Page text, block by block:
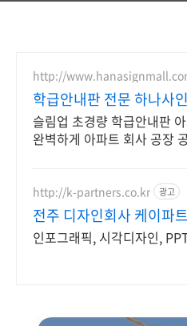
http://
학급안내판 전문 하나사
슬림업 초경량 학급안내판
완벽하게 아파트 회사 공장
http://k-partners.co.kr 광고
전주 디자인회사 케이파
인포그래픽, 시각디자인,